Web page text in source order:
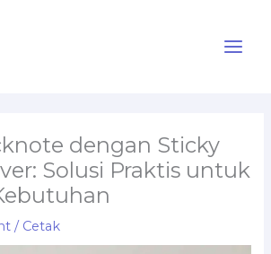
dengan Sticky
Solusi Praktis untuk
/ Cetak